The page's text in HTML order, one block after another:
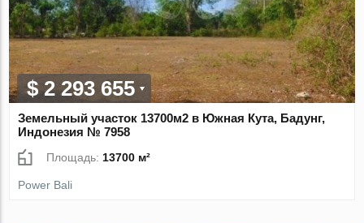
$ 2 293 655
Земельный участок 13700м2 в Южная Кута, Бадунг,
Индонезия № 7958
Площадь:13700 м²
Power Bali